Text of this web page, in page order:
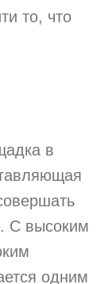
то, что
в
С высоким
одним